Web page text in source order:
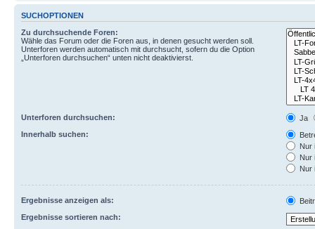
SUCHOPTIONEN
Zu durchsuchende Foren:
Wähle das Forum oder die Foren aus, in denen gesucht werden soll.
Unterforen werden automatisch mit durchsucht, sofern du die Option
„Unterforen durchsuchen“ unten nicht deaktivierst.
Unterforen durchsuchen:
Ja
Innerhalb suchen:
Nur
Nur
Nur
Ergebnisse anzeigen als:
Ergebnisse sortieren nach: